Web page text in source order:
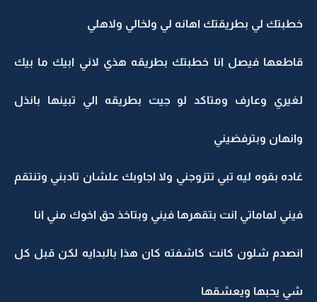
خطبتك لي بطريقتك اهانه لي ولخالي ولاهلي
قاطعها فيصل انا خطبتك بطريقه هذي لاني ابيك ما بيك
لغيري وعارف ومتاكد لو جيت بطريقه الي تبينها بانذل
وانهان وبترفضيني
غاده بقوه ليه تبي تتزوجني ولا اجاوبك علشان تادبني وتنتقم
فيني لماماتي انت بتقهرها فيني وبتاخذ حق اخوك مني انا
انصدم شلون كانت كاشفته كان هذا بالبدايه لكن قبل كل
شي يحبها ويعشقها